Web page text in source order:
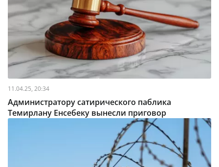
11.04.25, 20:34
Администратору сатирического паблика
Темирлану Енсебеку вынесли приговор